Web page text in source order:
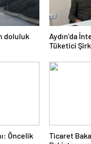
doluluk
Aydın’da
Tüketici
Öncelik
Ticaret